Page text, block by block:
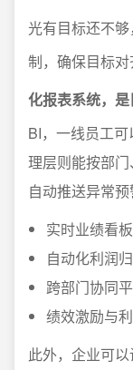
光有目标还不
制，确保目标对
化报表系统，
BI，一线员工
理层则能按部
自动推送异常预
实时业绩看
自动化利润
跨部门协同
绩效激励与
此外，企业可